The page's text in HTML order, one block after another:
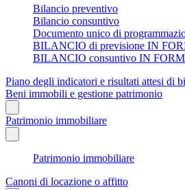
Bilancio preventivo
Bilancio consuntivo
Documento unico di
BILANCIO di previsione IN
BILANCIO consuntivo IN
Piano degli indicatori e risultati attesi di
Beni immobili e gestione patrimonio
Patrimonio immobiliare
Patrimonio immobiliare
Canoni di locazione o affitto